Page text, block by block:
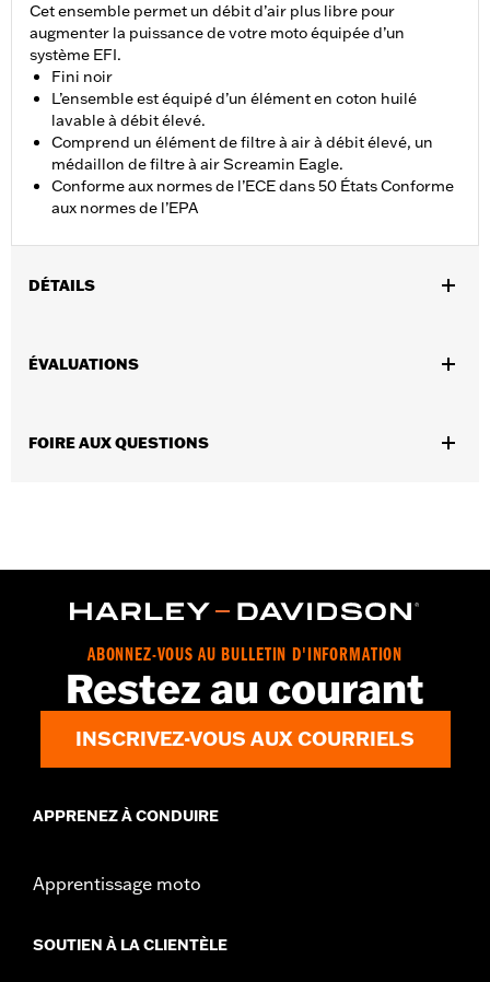
Cet ensemble permet un débit d’air plus libre pour
augmenter la puissance de votre moto équipée d’un
système EFI.
Fini noir
L’ensemble est équipé d’un élément en coton huilé
lavable à débit élevé.
Comprend un élément de filtre à air à débit élevé, un
médaillon de filtre à air Screamin Eagle.
Conforme aux normes de l’ECE dans 50 États Conforme
aux normes de l’EPA
DÉTAILS
Instructions d’installation
à air
l'utilisation sur tous les véhicules applicables, y compris
ceux qui sont équipés de contrôles de pollution. Consulter
le catalogue des Pièces &
ÉVALUATIONS
FOIRE AUX QUESTIONS
ABONNEZ-VOUS AU BULLETIN D'INFORMATION
Restez au courant
INSCRIVEZ-VOUS AUX COURRIELS
APPRENEZ À CONDUIRE
Apprentissage moto
SOUTIEN À LA CLIENTÈLE